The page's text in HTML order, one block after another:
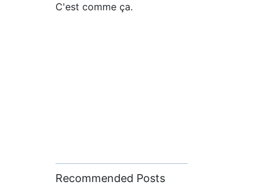
C'est comme ça.
Recommended Posts